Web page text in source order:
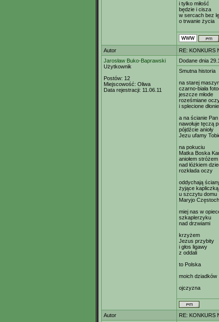
i tylko miłość
będzie i cisza
w sercach bez
o trwanie życia
Autor
RE: KONKURS
Jarosław Buko-Baprawski
Użytkownik
Postów: 12
Miejscowość: Oliwa
Data rejestracji: 11.06.11
Dodane dnia
Smutna historia
na starej
czarno-biała
jeszcze młode
roześmiane
i splecione dłonie
a na ścianie Pan
nawołuje tęczą
pójdźcie anioły
Jezu ufamy
na pokuciu
Matka Boska
aniołem stróżem
nad łóżkiem
rozkłada oczy
oddychają
żyjące kapliczką
u szczytu domu
Maryjo
miej nas w
szkaplerzyku
nad drzwiami
krzyżem
Jezus przybity
i głos ligawy
z oddali
to Polska
moich dziadków
ojczyzna
Autor
RE: KONKURS